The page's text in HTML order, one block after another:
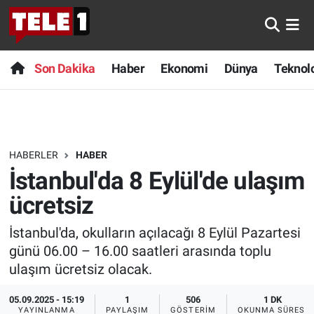
Son Dakika Haber Ekonomi Dünya
HABERLER HABER
İstanbul'da 8 Eylül'de ulaşım
ücretsiz
İstanbul'da, okulların açılacağı 8 Eylül Pazartesi
günü 06.00 – 16.00 saatleri arasında toplu
ulaşım ücretsiz olacak.
05.09.2025 - 15:19
YAYINLANMA
1
PAYLAŞIM
506
GÖSTERIM
1 DK
OKUNMA SÜRESI
Anında Manşet
Başka Sohbetler
Bilim turu
Bilim ve Teknoloji Evreni
Doğa Konuşuyor
Dünya
Ege Saati
Son Dakika
Haber
Dünya
Teknoloji
Sağlık
Spor
Yayın Akışı
Nöbetçi Eczaneler
Hava Durumu
Trafik Durumu
Süper Lig Puan Durumu ve Fikstür
Tüm Manşetler
Son Dakika Haberleri
Haber Arşivi